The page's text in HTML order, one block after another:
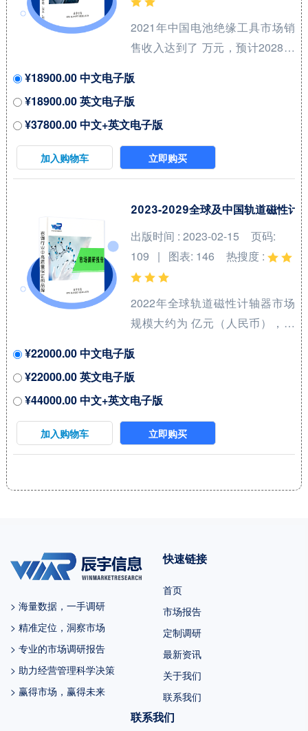
在2021年份额大约...
2021年中国电池绝缘工具市场销
售收入达到了 万元，预计2028年
年复合增长率(CAGR)为 %。中国
市场核心厂商包括KEYSTONE、
Kool Wrap、DEI、Electrolock和
Design Engineering等，按收入
计，2021年中国市场前三大厂商
产品类型方面来看，电池绝缘套
额将达到 %。同时就应用来看，
汽车在2021年份额大约是 %，未
来几年CAGR大约为 %。 本报告
研究中...
¥18900.00 中文电子版
¥18900.00 英文电子版
¥37800.00 中文+英文电子版
加入购物车 立即购买
2023-2029全球及中国轨道磁性计
出版时间 : 2023-02-15
页码:
109 | 图表: 146
热搜度 :
2022年全球轨道磁性计轴器市场
规模大约为 亿元（人民币），预
2029期间年复合增长率
（CAGR）为 %。未来几年，本
行业具有很大不确定性，本文的
2023-2029年的预测数据是基于过
去几年的历史发展、行业专家观
元，同期美国市场CAGR预计大约
为 %。未来几年，亚太地区的重
¥22000.00 中文电子版
¥22000.00 英文电子版
¥44000.00 中文+英文电子版
加入购物车 立即购买
> 海量数据，一手调研
> 精准定位，洞察市场
> 专业的市场调研报告
> 助力经营管理科学决策
> 赢得市场，赢得未来
快速链接
首页
市场报告
定制调研
最新资讯
关于我们
联系我们
联系我们